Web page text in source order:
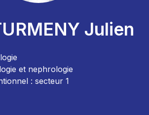
Julien
et nephrologie
: secteur 1